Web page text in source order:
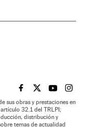
EL PAÍS BRASIL EN
EL PAÍSEL PAÍS
EL
sus obras y prestaciones en
32.1 del TRLPI;
distribución y
temas de actualidad